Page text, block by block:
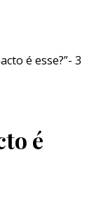
é esse?”- 3
é